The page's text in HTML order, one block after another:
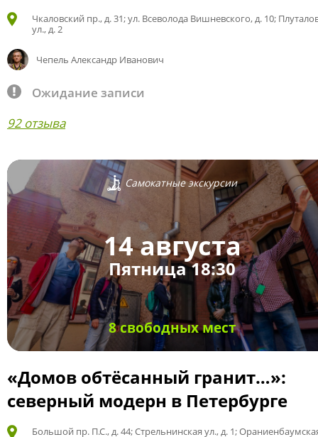
Чкаловский пр., д. 31; ул. Всеволода Вишневского, д. 10;
ул., д. 2
Чепель Александр Иванович
Ожидание записи
92 отзыва
Самокатные экскурсии
14 августа
Пятница 18:30
8 свободных мест
«Домов обтёсанный гранит…»:
северный модерн в Петербурге
Большой пр. П.С., д. 44; Стрельнинская ул., д. 1;